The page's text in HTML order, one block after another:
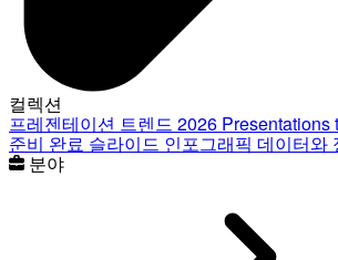
컬렉션
프레젠테이션 트렌드 2026 Presentations
준비 완료 슬라이드 인포그래픽 데이터와
분야